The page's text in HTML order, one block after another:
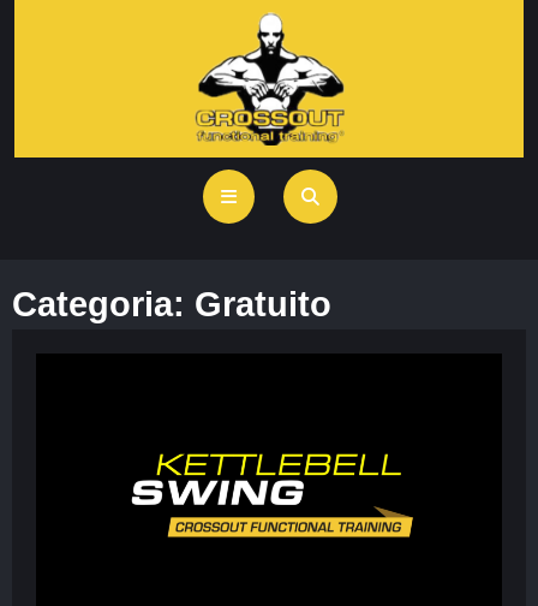
Categoria: Gratuito